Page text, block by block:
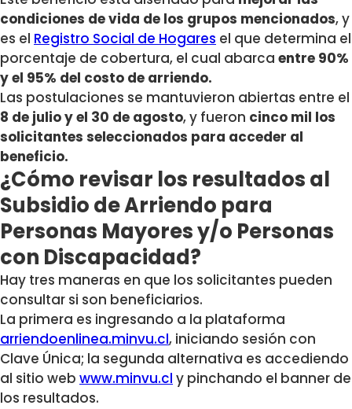
condiciones de vida de los grupos mencionados, y
es el Registro Social de Hogares el que determina el
porcentaje de cobertura, el cual abarca entre 90%
y el 95% del costo de arriendo.
Las postulaciones se mantuvieron abiertas entre el
8 de julio y el 30 de agosto, y fueron cinco mil los
solicitantes seleccionados para acceder al
beneficio.
¿Cómo revisar los resultados al
Subsidio de Arriendo para
Personas Mayores y/o Personas
con Discapacidad?
Hay tres maneras en que los solicitantes pueden
consultar si son beneficiarios.
La primera es ingresando a la plataforma
arriendoenlinea.minvu.cl, iniciando sesión con
Clave Única; la segunda alternativa es accediendo
al sitio web www.minvu.cl y pinchando el banner de
los resultados.